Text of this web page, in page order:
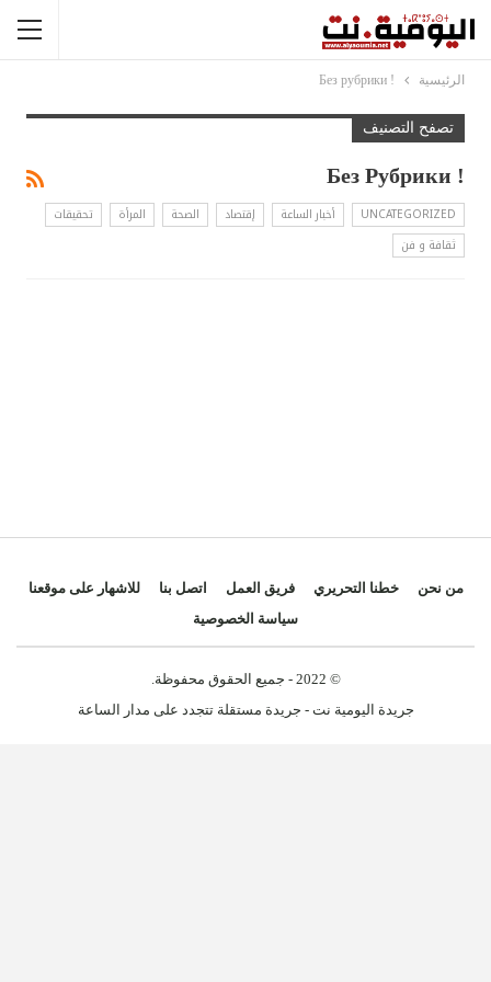
الرئيسية ! Без рубрики
تصفح التصنيف
! Без Рубрики
UNCATEGORIZED أخبار الساعة إقتصاد الصحة المرأة
تحقيقات
ثقافة و فن
من نحن خطنا التحريري فريق العمل اتصل بنا
للاشهار على موقعنا
سياسة الخصوصية
© 2022 - جميع الحقوق محفوظة.
جريدة اليومية نت - جريدة مستقلة تتجدد على مدار الساعة